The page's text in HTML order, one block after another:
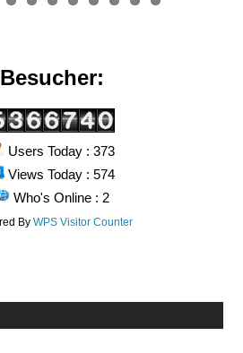
0 1 2
Besucher:
Users Today : 373
Views Today : 574
Who's Online : 2
ByWPS Visitor Counter